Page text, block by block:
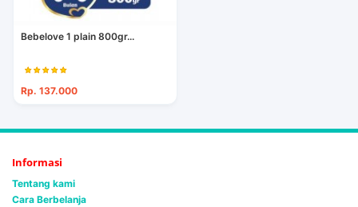
Bebelove 1 plain 800gr...
Rp. 137.000
Informasi
Tentang kami
Cara Berbelanja